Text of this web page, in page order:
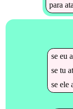
para
se eu
se tu
se ele